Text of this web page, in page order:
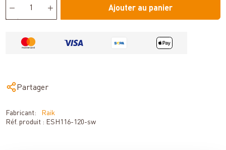
Ajouter au panier
Partager
Fabricant:
Raik
Réf. produit : ESH116-120-sw